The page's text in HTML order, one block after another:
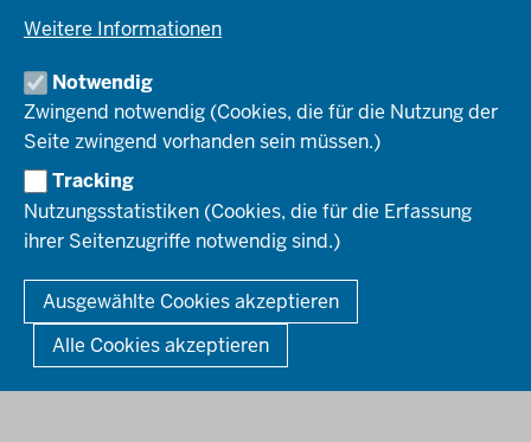
Weitere Informationen
Notwendig
Zwingend notwendig (Cookies, die für die Nutzung der
Seite zwingend vorhanden sein müssen.)
Tracking
Nutzungsstatistiken (Cookies, die für die Erfassung
ihrer Seitenzugriffe notwendig sind.)
Ausgewählte Cookies akzeptieren
Alle Cookies akzeptieren
Umwelt & Natur
Organisationsplan
Institutionen
Ausbildung
Pressefotos
Social-Media-Kanäle
REGIONALRAT DÜSSELDORF
SERVICES
Bekanntmachungen
Förderprogramme
Kontakt
Mediathek
So finden Sie uns
Anerkennung von Bildungsnachweisen
Offenlagen
HOTLINE
© 2026 Bezirksregierung Düsseldorf
Fußzeile
DATENSCHUTZ BARRIEREFREIHEIT
IMPRESSUM
KONTAKT